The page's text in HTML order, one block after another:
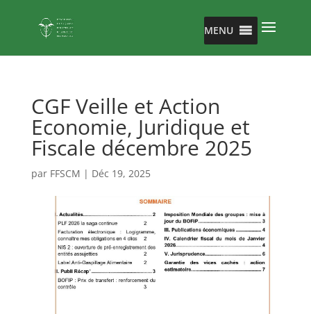
MENU
CGF Veille et Action
Economie, Juridique et
Fiscale décembre 2025
par FFSCM | Déc 19, 2025